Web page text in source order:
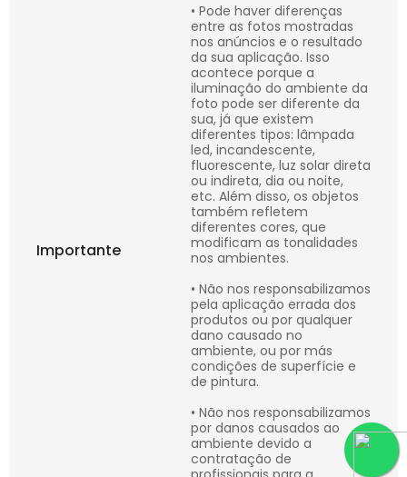
Importante
• Pode haver diferenças
entre as fotos mostradas
nos anúncios e o resultado
da sua aplicação. Isso
acontece porque a
iluminação do ambiente da
foto pode ser diferente da
sua, já que existem
diferentes tipos: lâmpada
led, incandescente,
fluorescente, luz solar direta
ou indireta, dia ou noite,
etc. Além disso, os objetos
também refletem
diferentes cores, que
modificam as tonalidades
nos ambientes.
• Não nos responsabilizamos
pela aplicação errada dos
produtos ou por qualquer
dano causado no
ambiente, ou por más
condições de superfície e
de pintura.
• Não nos responsabilizamos
por danos causados ao
ambiente devido a
contratação de